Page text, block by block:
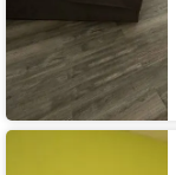
Отель